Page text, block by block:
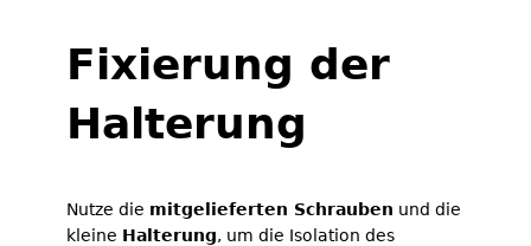
Fixierung der
Halterung
Nutze die mitgelieferten Schrauben und die
kleine Halterung, um die Isolation des